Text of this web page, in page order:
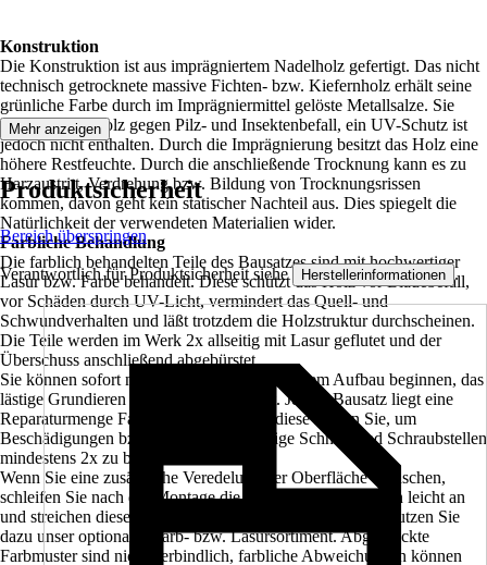
Konstruktion
Die Konstruktion ist aus imprägniertem Nadelholz gefertigt. Das nicht
technisch getrocknete massive Fichten- bzw. Kiefernholz erhält seine
grünliche Farbe durch im Imprägniermittel gelöste Metallsalze. Sie
schützen das Holz gegen Pilz- und Insektenbefall, ein UV-Schutz ist
jedoch nicht enthalten. Durch die Imprägnierung besitzt das Holz eine
höhere Restfeuchte. Durch die anschließende Trocknung kann es zu
Harzaustritt, Verdrehung bzw. Bildung von Trocknungsrissen
kommen, davon geht kein statischer Nachteil aus. Dies spiegelt die
Natürlichkeit der verwendeten Materialien wider.
Farbliche Behandlung
Die farblich behandelten Teile des Bausatzes sind mit hochwertiger
Lasur bzw. Farbe behandelt. Diese schützt das Holz vor Bläuebefall,
vor Schäden durch UV-Licht, vermindert das Quell- und
Schwundverhalten und läßt trotzdem die Holzstruktur durchscheinen.
Die Teile werden im Werk 2x allseitig mit Lasur geflutet und der
Überschuss anschließend abgebürstet.
Sie können sofort nach der Anlieferung mit dem Aufbau beginnen, das
lästige Grundieren und Streichen entfällt. Jedem Bausatz liegt eine
Reparaturmenge Farbe, bzw. Lasur bei, diese nutzen Sie, um
Beschädigungen bzw. montagenotwendige Schnitt- und Schraubstellen
mindestens 2x zu behandeln.
Wenn Sie eine zusätzliche Veredelung der Oberfläche wünschen,
schleifen Sie nach der Montage die sichtbaren Oberflächen leicht an
und streichen diese mit hochwertiger Lasur bzw. Farbe. Nutzen Sie
dazu unser optionales Farb- bzw. Lasursortiment. Abgedruckte
Farbmuster sind nicht verbindlich, farbliche Abweichungen können
Mehr anzeigen
Produktsicherheit
Bereich überspringen
Verantwortlich für Produktsicherheit siehe Herstellerinformationen .